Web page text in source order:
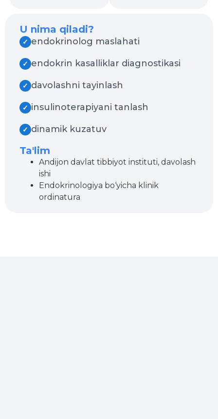
U nima qiladi?
✓ endokrinolog maslahati
✓ endokrin kasalliklar diagnostikasi
✓ davolashni tayinlash
✓ insulinoterapiyani tanlash
✓ dinamik kuzatuv
Ta'lim
Andijon davlat tibbiyot instituti, davolash
ishi
Endokrinologiya bo‘yicha klinik
ordinatura